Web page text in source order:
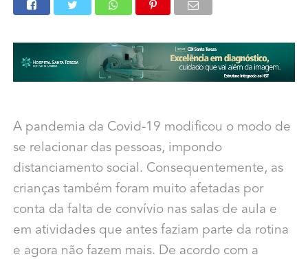
A pandemia da Covid-19 modificou o modo de
se relacionar das pessoas, impondo
distanciamento social. Consequentemente, as
crianças também foram muito afetadas por
conta da falta de convívio nas salas de aula e
em atividades que antes faziam parte da rotina
e agora não fazem mais. De acordo com a